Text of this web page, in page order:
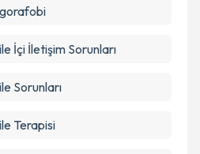
İçi İletişim Sorunları
Sorunları
Terapisi